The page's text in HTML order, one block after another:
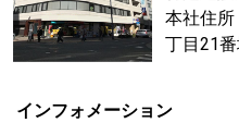
本社住
丁目21
インフォメーション